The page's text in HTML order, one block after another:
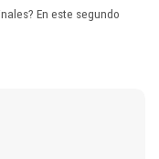
En este segundo